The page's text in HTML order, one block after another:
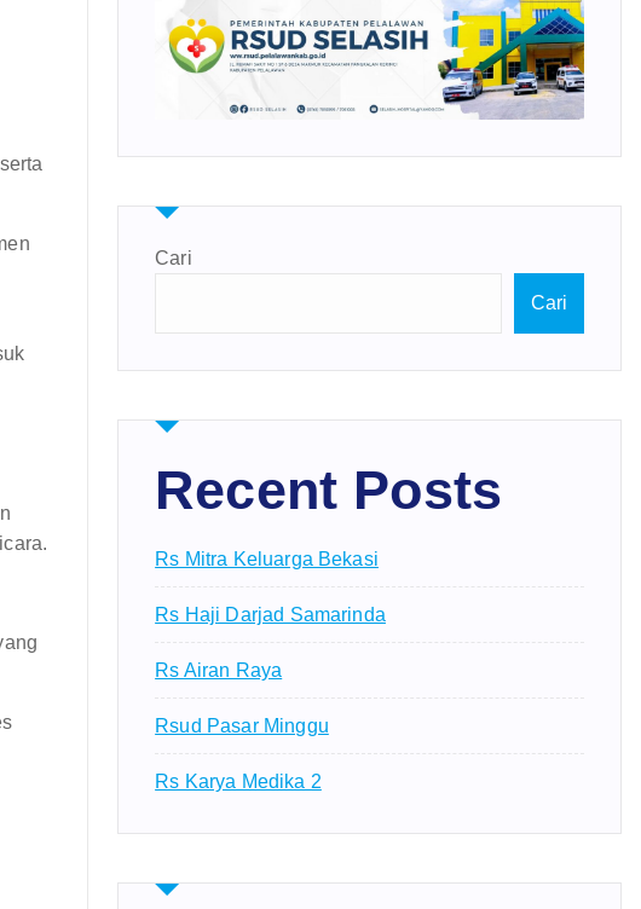
Cari
Cari
Recent Posts
Rs Mitra Keluarga Bekasi
Rs Haji Darjad Samarinda
Rs Airan Raya
Rsud Pasar Minggu
Rs Karya Medika 2